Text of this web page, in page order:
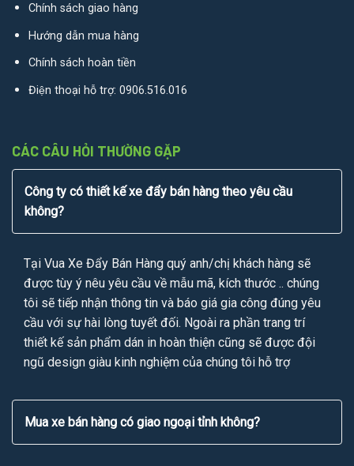
Chính sách giao hàng
Hướng dẫn mua hàng
Chính sách hoàn tiền
Điện thoại hỗ trợ: 0906.516.016
CÁC CÂU HỎI THƯỜNG GẶP
Công ty có thiết kế xe đẩy bán hàng theo yêu cầu
không?
Tại Vua Xe Đẩy Bán Hàng quý anh/chị khách hàng sẽ
được tùy ý nêu yêu cầu về mẫu mã, kích thước .. chúng
tôi sẽ tiếp nhận thông tin và báo giá gia công đúng yêu
cầu với sự hài lòng tuyết đối. Ngoài ra phần trang trí
thiết kế sản phẩm dán in hoàn thiện cũng sẽ được đội
ngũ design giàu kinh nghiệm của chúng tôi hỗ trợ
Mua xe bán hàng có giao ngoại tỉnh không?